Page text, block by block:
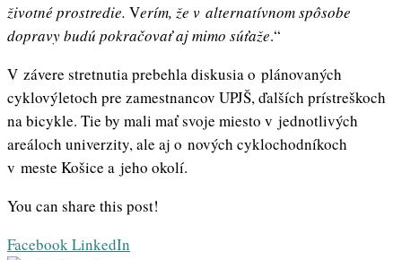
životné prostredie. Verím, že v alternatívnom spôsobe
dopravy budú pokračovať aj mimo súťaže.“
V závere stretnutia prebehla diskusia o plánovaných
cyklovýletoch pre zamestnancov UPJŠ, ďalších prístreškoch
na bicykle. Tie by mali mať svoje miesto v jednotlivých
areáloch univerzity, ale aj o nových cyklochodníkoch
v meste Košice a jeho okolí.
You can share this post!
FacebookLinkedIn